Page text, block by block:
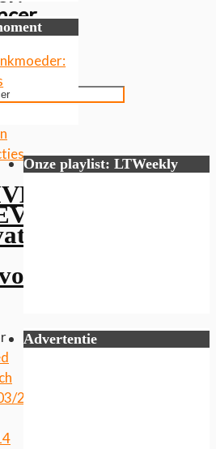
2018
Onze playlist: LTWeekly
Advertentie